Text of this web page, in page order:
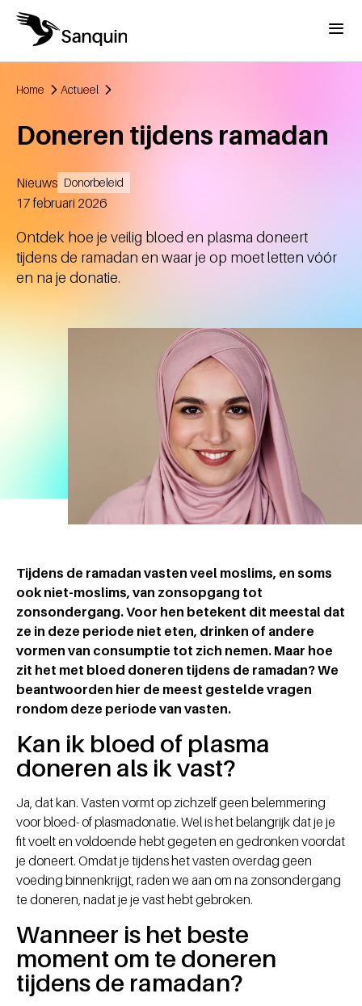
Overslaan en naar de inhoud gaan
Menu
Home Actueel
Doneren tijdens ramadan
Nieuws Donorbeleid
Aangemaakt
17 februari 2026
Ontdek hoe je veilig bloed en plasma doneert
tijdens de ramadan en waar je op moet letten vóór
en na je donatie.
Tijdens de ramadan vasten veel moslims, en soms
ook niet-moslims, van zonsopgang tot
zonsondergang. Voor hen betekent dit meestal dat
ze in deze periode niet eten, drinken of andere
vormen van consumptie tot zich nemen. Maar hoe
zit het met bloed doneren tijdens de ramadan? We
beantwoorden hier de meest gestelde vragen
rondom deze periode van vasten.
Kan ik bloed of plasma
doneren als ik vast?
Ja, dat kan. Vasten vormt op zichzelf geen belemmering
voor bloed- of plasmadonatie. Wel is het belangrijk dat je je
fit voelt en voldoende hebt gegeten en gedronken voordat
je doneert. Omdat je tijdens het vasten overdag geen
voeding binnenkrijgt, raden we aan om na zonsondergang
te doneren, nadat je je vast hebt gebroken.
Wanneer is het beste
moment om te doneren
tijdens de ramadan?